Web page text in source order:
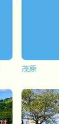
茂原